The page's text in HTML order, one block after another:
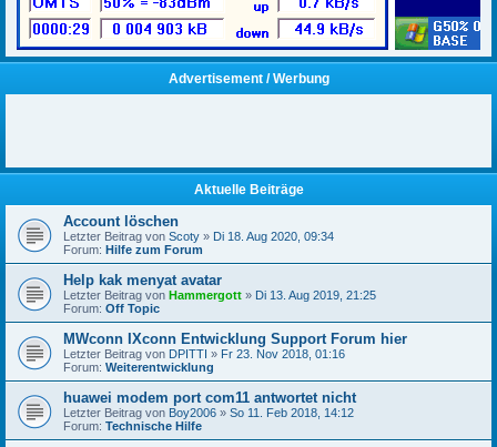
Advertisement / Werbung
Aktuelle Beiträge
Account löschen
Letzter Beitrag von Scoty » Di 18. Aug 2020, 09:34
Forum: Hilfe zum Forum
Help kak menyat avatar
Letzter Beitrag von Hammergott » Di 13. Aug 2019, 21:25
Forum: Off Topic
MWconn IXconn Entwicklung Support Forum hier
Letzter Beitrag von DPITTI » Fr 23. Nov 2018, 01:16
Forum: Weiterentwicklung
huawei modem port com11 antwortet nicht
Letzter Beitrag von Boy2006 » So 11. Feb 2018, 14:12
Forum: Technische Hilfe